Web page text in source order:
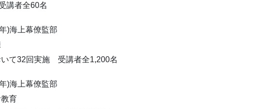
講者全60名
)海上幕僚監部
て32回実施 受講者全1,200名
)海上幕僚監部
育